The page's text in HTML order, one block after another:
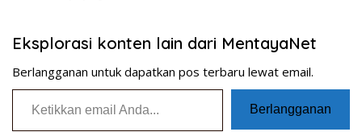
Eksplorasi konten lain dari MentayaNet
Berlangganan untuk dapatkan pos terbaru lewat email.
Ketikkan email Anda...
Berlangganan